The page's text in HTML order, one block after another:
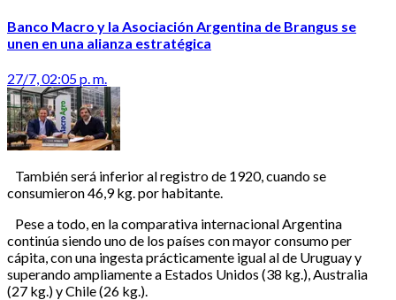
Banco Macro y la Asociación Argentina de Brangus se
unen en una alianza estratégica
27/7, 02:05 p. m.
También será inferior al registro de 1920, cuando se
consumieron 46,9 kg. por habitante.
Pese a todo, en la comparativa internacional Argentina
continúa siendo uno de los países con mayor consumo per
cápita, con una ingesta prácticamente igual al de Uruguay y
superando ampliamente a Estados Unidos (38 kg.), Australia
(27 kg.) y Chile (26 kg.).